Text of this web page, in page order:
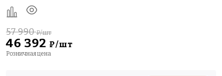
46 392 ₽/шт
57 990₽/шт
Розничная цена